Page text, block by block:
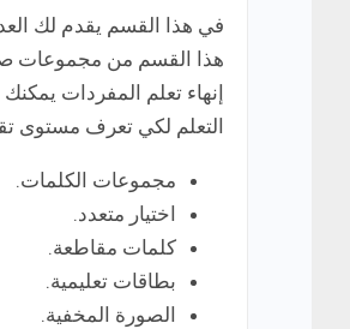
في هذا القسم يقدم لك
هذا القسم من مجموعات
إنهاء تعلم المفردات
التعلم لكي تعرف مستوى
مجموعات الكلمات.
اختيار متعدد.
كلمات مقاطعة.
بطاقات تعليمية.
الصورة المخفية.